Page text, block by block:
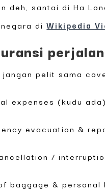
deh, santai di Ha
diWikipedia
pelit sama
expenses (kudu
evacuation &
/
baggage & personal